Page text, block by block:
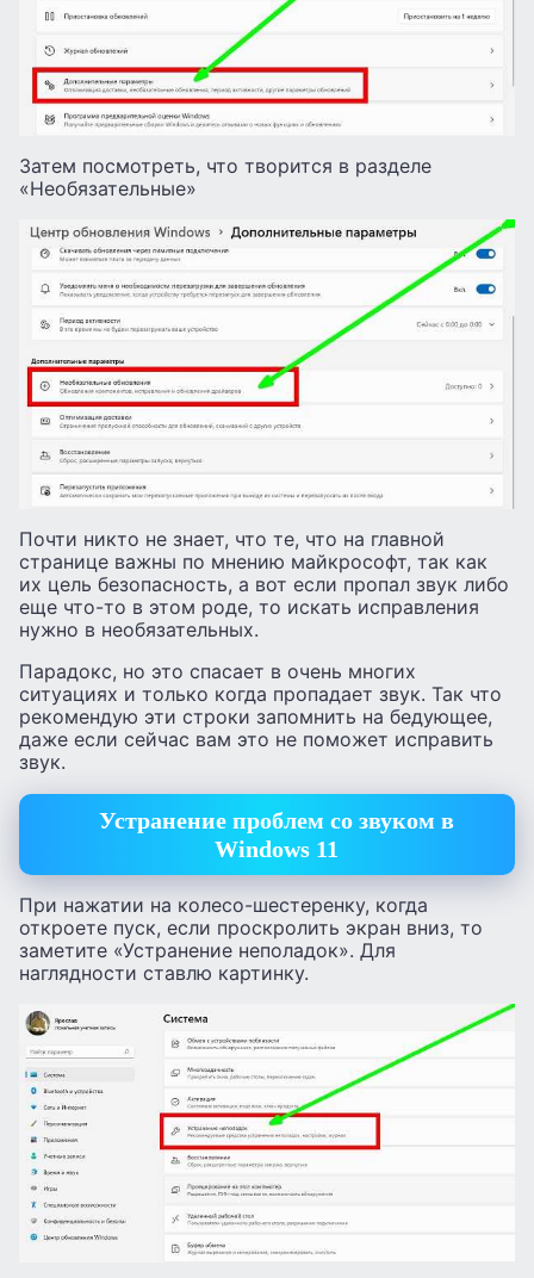
Затем посмотреть, что творится в разделе
«Необязательные»
Почти никто не знает, что те, что на главной
странице важны по мнению майкрософт, так как
их цель безопасность, а вот если пропал звук либо
еще что-то в этом роде, то искать исправления
нужно в необязательных.
Парадокс, но это спасает в очень многих
ситуациях и только когда пропадает звук. Так что
рекомендую эти строки запомнить на бедующее,
даже если сейчас вам это не поможет исправить
звук.
Устранение проблем со звуком в
Windows 11
При нажатии на колесо-шестеренку, когда
откроете пуск, если проскролить экран вниз, то
заметите «Устранение неполадок». Для
наглядности ставлю картинку.